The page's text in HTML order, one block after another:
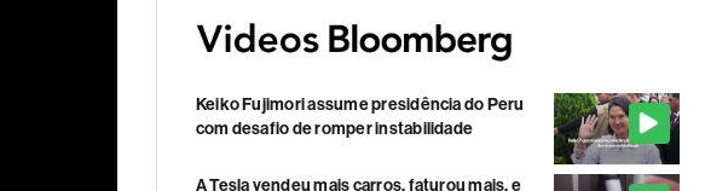
Keiko Fujimori assume presidência do Peru
com desafio de romper instabilidade
A Tesla vendeu mais carros, faturou mais, e